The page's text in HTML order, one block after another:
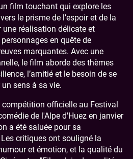
film touchant qui explore les
le prisme de l’espoir et de la
réalisation délicate et
en quête de
marquantes. Avec une
le film aborde des thèmes
l’amitié et le besoin de se
sens à sa vie.
compétition officielle au Festival
de l'Alpe d'Huez en janvier
a été saluée pour sa
critiques ont souligné la
et émotion, et la qualité du